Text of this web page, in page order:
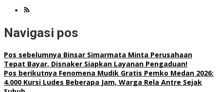
Navigasi pos
Pos sebelumnya Binsar Simarmata Minta Perusahaan
Tepat Bayar, Disnaker Siapkan Layanan Pengaduan!
Pos berikutnya Fenomena Mudik Gratis Pemko Medan 2026:
4.000 Kursi Ludes Beberapa Jam, Warga Rela Antre Sejak